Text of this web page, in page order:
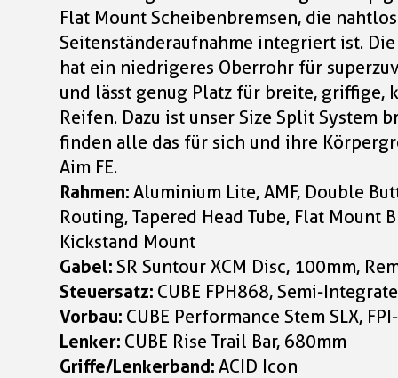
Flat Mount Scheibenbremsen, die
Seitenständeraufnahme integriert ist.
hat ein niedrigeres Oberrohr für
und lässt genug Platz für breite, griffige,
Reifen. Dazu ist unser Size Split System
finden alle das für sich und ihre
Aim FE.
Rahmen:Aluminium Lite, AMF, Double
Routing, Tapered Head Tube, Flat Mount
Kickstand Mount
Gabel:SR Suntour XCM Disc, 100mm,
Steuersatz: CUBE FPH868, Semi-
Vorbau: CUBE Performance Stem SLX,
Lenker: CUBE Rise Trail Bar, 680mm
Griffe/Lenkerband:ACID Icon